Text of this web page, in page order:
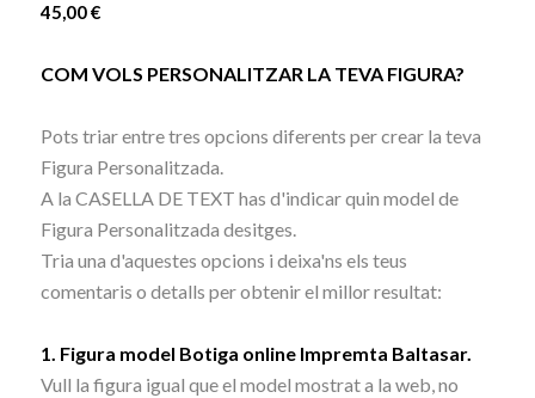
45,00€
COM VOLS PERSONALITZAR LA TEVA FIGURA?
Pots triar entre tres opcions diferents per crear la teva
Figura Personalitzada.
A la CASELLA DE TEXT has d'indicar quin model de
Figura Personalitzada desitges.
Tria una d'aquestes opcions i deixa'ns els teus
comentaris o detalls per obtenir el millor resultat:
1. Figura model Botiga online Impremta Baltasar.
Vull la figura igual que el model mostrat a la web, no